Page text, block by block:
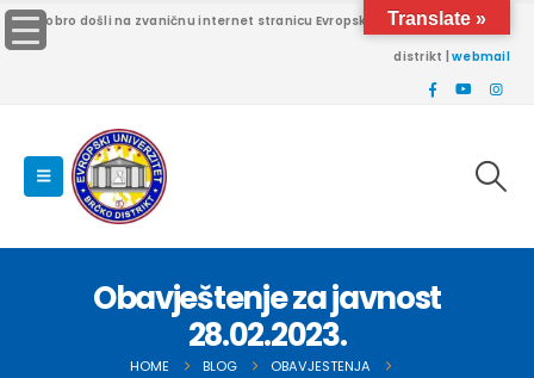
Dobro došli na zvaničnu internet stranicu Evropskog univerziteta Brčko
distrikt |webmail
Obavještenje za javnost
28.02.2023.
HOME BLOG
OBAVJESTENJA
Translate »